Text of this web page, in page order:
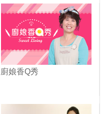
廚娘香Q秀